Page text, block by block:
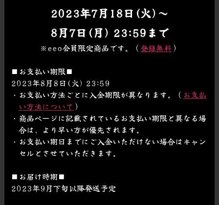
2023年7月18日(火)～
8月7日(月) 23:59まで
※eeo会員限定商品です。（登録無料）
■お支払い期限■
2023年8月8日(火) 23:59
・お支払い方法ごとに入金期限が異なります。（ お支払
い方法について ）
・商品ページに記載されているお支払い期限と異なる場
合は、より早い方が優先されます。
・お支払い期日までにご入金いただけない場合はキャン
セルとさせていただきます。
■お届け時期■
2023年9月下旬以降発送予定